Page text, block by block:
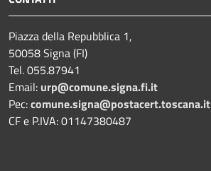
Piazza della Repubblica 1,
50058 Signa (FI)
Tel. 055.87941
Email: urp@comune.signa.fi.it
Pec:comune.signa@postacert.toscana.it
CF e P.IVA: 01147380487